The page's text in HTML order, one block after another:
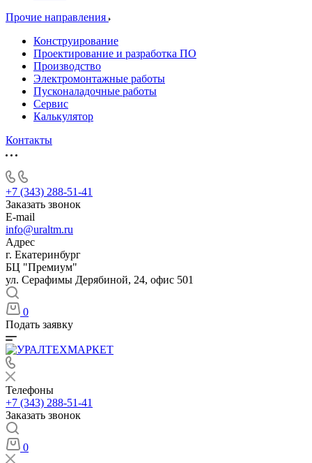
Прочие направления
Конструирование
Проектирование и разработка ПО
Производство
Электромонтажные работы
Пусконаладочные работы
Сервис
Калькулятор
Контакты
+7 (343) 288-51-41
Заказать звонок
E-mail
info@uraltm.ru
Адрес
г. Екатеринбург
БЦ "Премиум"
ул. Серафимы Дерябиной, 24, офис 501
0
Подать заявку
Телефоны
+7 (343) 288-51-41
Заказать звонок
0